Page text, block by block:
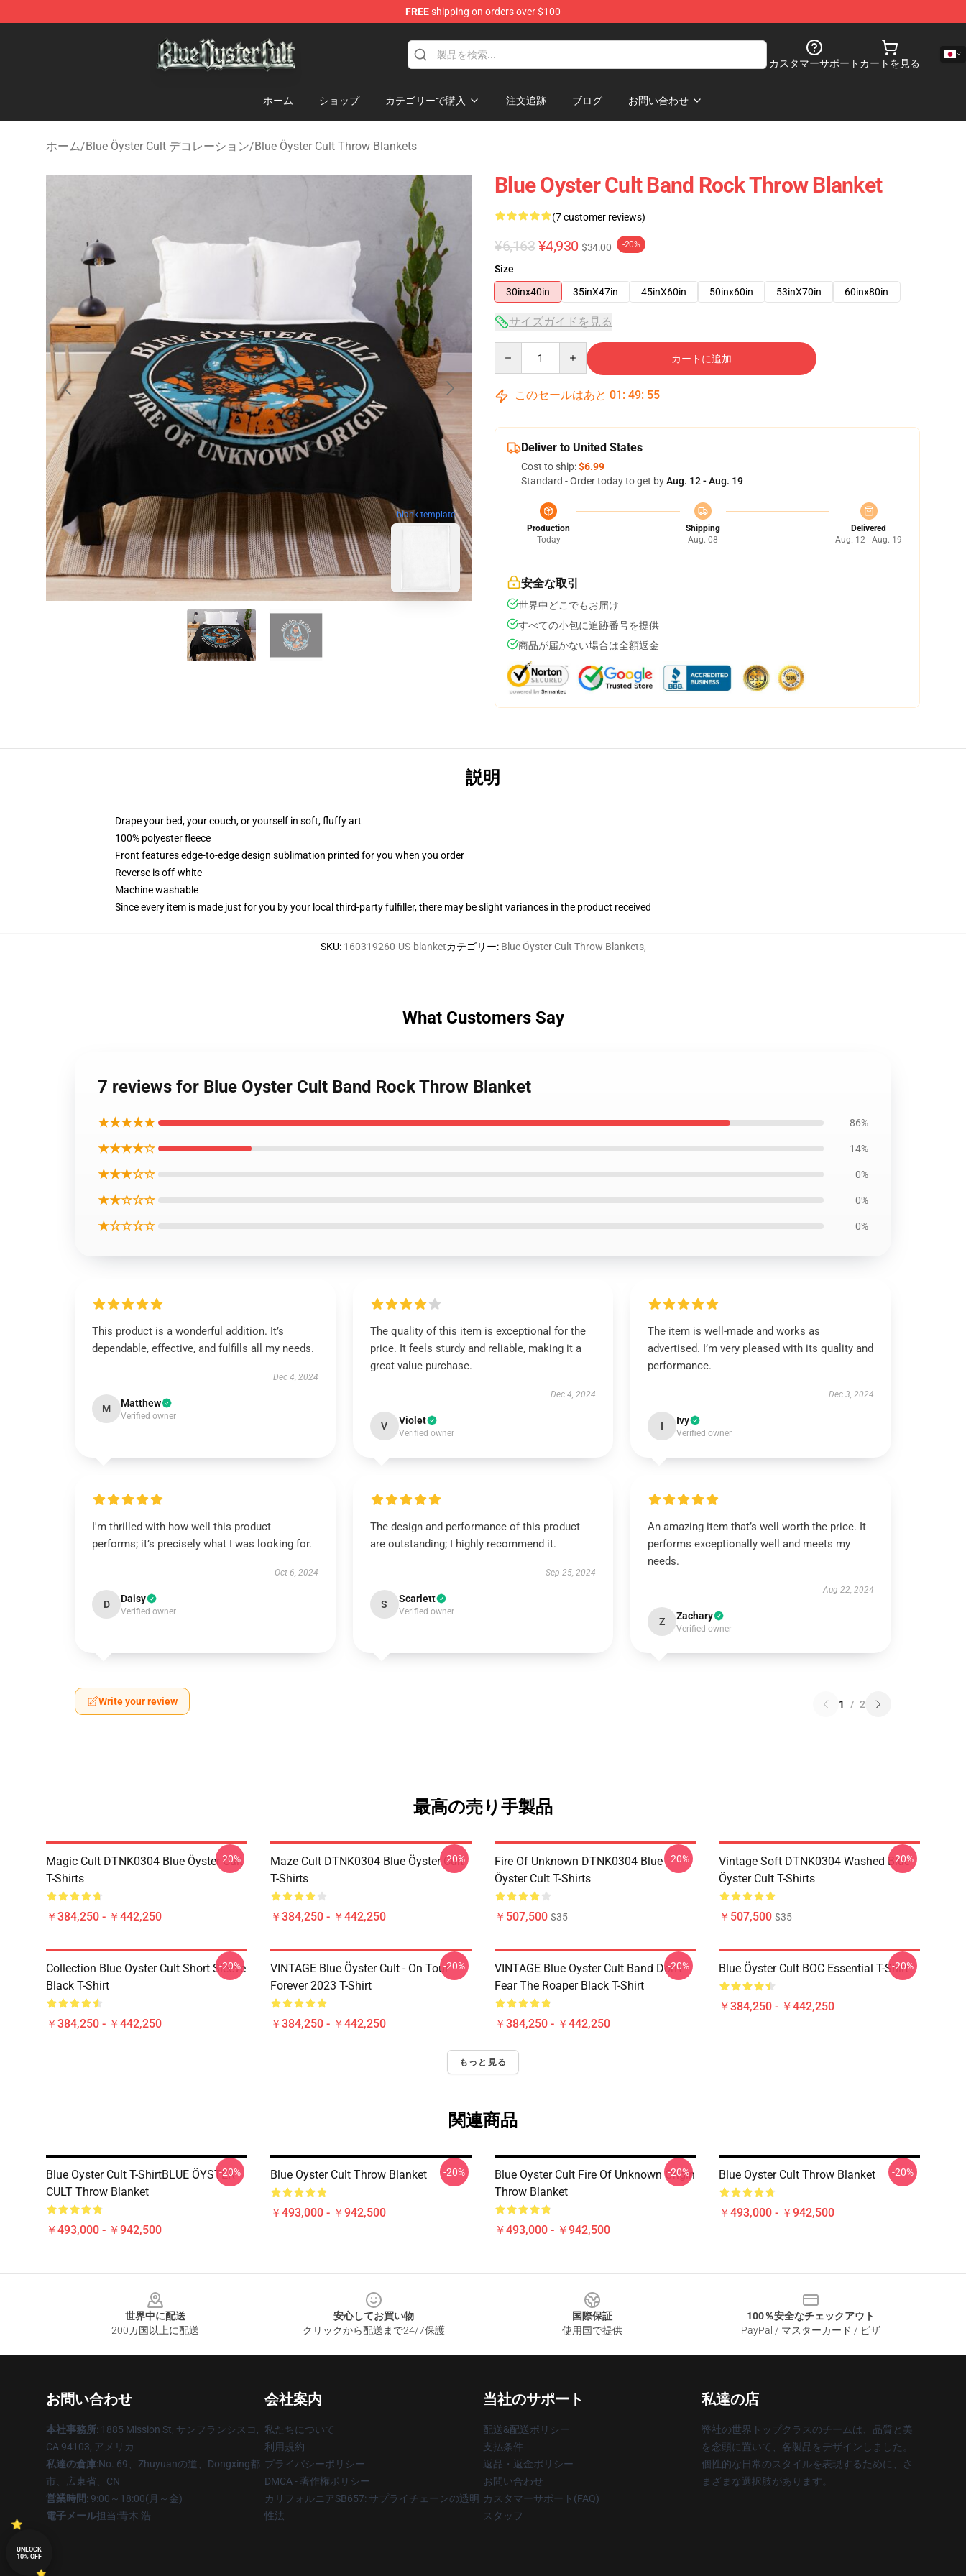
FREEshipping on orders over $100
カスタマーサポート カートを見る
ホーム ショップ カテゴリーで購入 注文追跡 ブログ お問い合わせ
ホーム/Blue Öyster Cult デコレーション/Blue Öyster Cult Throw Blankets
blank template
Blue Oyster Cult Band Rock Throw Blanket
(7 customer reviews)
¥6,163 ¥4,930 $34.00 -20%
Size
30inx40in
35inX47in 45inX60in 50inx60in 53inX70in 60inx80in
サイズガイドを見る
カートに追加
このセールはあと 01 : 49: 54
Deliver to United States
Cost to ship:$6.99
Standard - Order today to get byAug. 12 - Aug. 19
Production
Today
Shipping
Aug. 08
Delivered
Aug. 12 - Aug. 19
安全な取引
世界中どこでもお届け
すべての小包に追跡番号を提供
商品が届かない場合は全額返金
説明
Drape your bed, your couch, or yourself in soft, fluffy art
100% polyester fleece
Front features edge-to-edge design sublimation printed for you when you order
Reverse is off-white
Machine washable
Since every item is made just for you by your local third-party fulfiller, there may be slight variances in the product received
SKU: 160319260-US-blanketカテゴリー: Blue Öyster Cult Throw Blankets,
What Customers Say
7 reviews for Blue Oyster Cult Band Rock Throw Blanket
★★★★★ 86%
★★★★☆ 14%
★★★☆☆ 0%
★★☆☆☆ 0%
★☆☆☆☆ 0%
This product is a wonderful addition. It’s
dependable, effective, and fulfills all my needs.
Dec 4, 2024
M Matthew
Verified owner
The quality of this item is exceptional for the
price. It feels sturdy and reliable, making it a
great value purchase.
Dec 4, 2024
V Violet
Verified owner
The item is well-made and works as
advertised. I’m very pleased with its quality and
performance.
Dec 3, 2024
I Ivy
Verified owner
I'm thrilled with how well this product
performs; it’s precisely what I was looking for.
Oct 6, 2024
D Daisy
Verified owner
The design and performance of this product
are outstanding; I highly recommend it.
Sep 25, 2024
S Scarlett
Verified owner
An amazing item that’s well worth the price. It
performs exceptionally well and meets my
needs.
Aug 22, 2024
Z Zachary
Verified owner
Write your review 1 / 2
最高の売り手製品
Magic Cult DTNK0304 Blue Öyster Cult
T-Shirts
￥384,250 - ￥442,250
-20%
Maze Cult DTNK0304 Blue Öyster Cult
T-Shirts
￥384,250 - ￥442,250
-20%
Fire Of Unknown DTNK0304 Blue
Öyster Cult T-Shirts
￥507,500 $35
-20%
Vintage Soft DTNK0304 Washed Blue
Öyster Cult T-Shirts
￥507,500 $35
-20%
Collection Blue Oyster Cult Short Sleeve
Black T-Shirt
￥384,250 - ￥442,250
-20%
VINTAGE Blue Öyster Cult - On Tour
Forever 2023 T-Shirt
￥384,250 - ￥442,250
-20%
VINTAGE Blue Oyster Cult Band Don't
Fear The Roaper Black T-Shirt
￥384,250 - ￥442,250
-20% Blue Öyster Cult BOC Essential T-Shirt
￥384,250 - ￥442,250
-20%
もっと見る
関連商品
Blue Oyster Cult T-ShirtBLUE ÖYSTER
CULT Throw Blanket
￥493,000 - ￥942,500
-20% Blue Oyster Cult Throw Blanket
￥493,000 - ￥942,500
-20%
Blue Oyster Cult Fire Of Unknown Origin
Throw Blanket
￥493,000 - ￥942,500
-20% Blue Oyster Cult Throw Blanket
￥493,000 - ￥942,500
-20%
世界中に配送
200カ国以上に配送
安心してお買い物
クリックから配送まで24/7保護
国際保証
使用国で提供
100％安全なチェックアウト
PayPal / マスターカード / ビザ
お問い合わせ
本社事務所: 1885 Mission St, サンフランシスコ,
CA 94103, アメリカ
私達の倉庫:No. 69、Zhuyuanの道、Dongxing都
市、広東省、CN
営業時間: 9:00～18:00(月～金)
電子メール担当:青木 浩
会社案内
私たちについて
利用規約
プライバシーポリシー
DMCA - 著作権ポリシー
カリフォルニアSB657: サプライチェーンの透明
性法
当社のサポート
配送&配送ポリシー
支払条件
返品・返金ポリシー
お問い合わせ
カスタマーサポート(FAQ)
スタッフ
私達の店
弊社の世界トップクラスのチームは、品質と美
を念頭に置いて、各製品をデザインしました。
個性的な日常のスタイルを表現するために、さ
まざまな選択肢があります。
UNLOCK
10% OFF